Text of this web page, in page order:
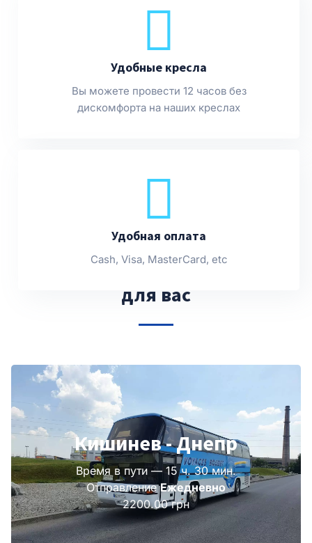
Удобные кресла
Вы можете провести 12 часов без
дискомфорта на наших креслах
Удобная оплата
Cash, Visa, MasterCard, etc
Другие рейсы, подобранные
для вас
Кишинев - Днепр
Время в пути — 15 ч. 30 мин.
ОтправлениеЕжедневно
2200.00 грн